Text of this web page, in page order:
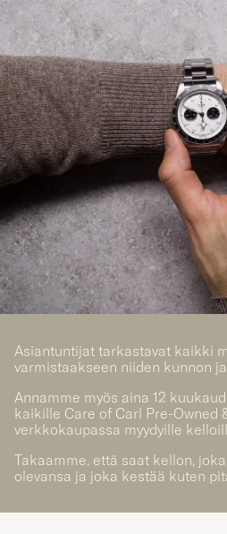
Asiantuntijat tarkastavat kaikki
varmistaakseen niiden kunnon
Annamme myös aina 12
kaikille Care of Carl Pre-Owned
verkkokaupassa myydyille
Takaamme, että saat kellon,
olevansa ja joka kestää kuten